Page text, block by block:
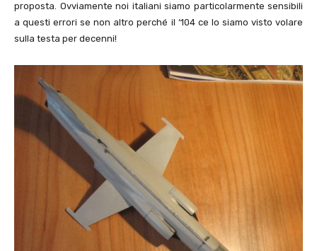
proposta. Ovviamente noi italiani siamo particolarmente sensibili
a questi errori se non altro perché il ‘104 ce lo siamo visto volare
sulla testa per decenni!